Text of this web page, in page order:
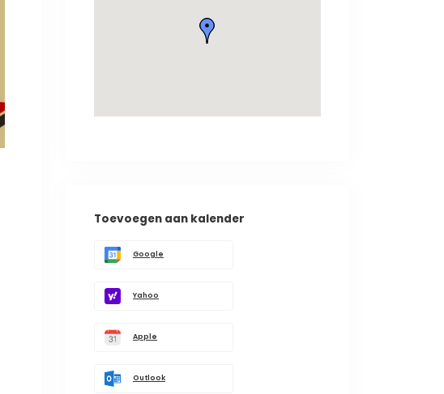
Toevoegen aan kalender
Google
Yahoo
Apple
Outlook